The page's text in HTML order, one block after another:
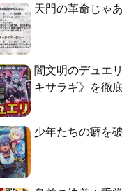
天門の革命じゃ
闇文明のデュエ
キサラギ》を徹
少年たちの癖を